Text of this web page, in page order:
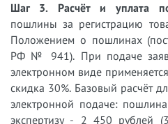
Шаг 3. Расчёт и уплата
пошлины за регистрацию
Положением о пошлинах
РФ № 941). При подаче
электронном виде
скидка 30%. Базовый расчёт
электронной подаче:
экспертизу - 2 450 рублей